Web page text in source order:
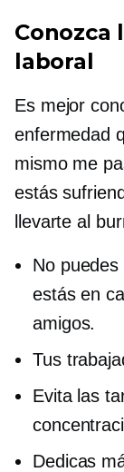
Conozca
laboral
Es mejor
enfermedad
mismo me
estás
llevarte al
No
estás en
amigos.
Tus
Evita las
Dedicas